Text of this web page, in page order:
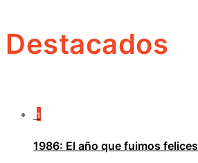
Destacados
1
1986: El año que fuimos felices